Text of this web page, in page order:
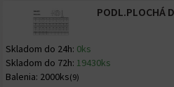
PODL.PLOCHÁ
Skladom do 24h: 0ks
Skladom do 72h: 19430ks
Balenia: 2000ks(9)